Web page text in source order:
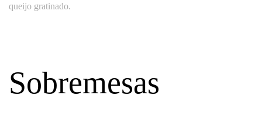
queijo gratinado.
Sobremesas